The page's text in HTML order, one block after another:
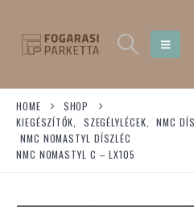
HOME
SHOP
KIEGÉSZÍTŐK
SZEGÉLYLÉCEK NMC
NMC NOMASTYL DÍSZLÉC
NMC NOMASTYL C – LX105